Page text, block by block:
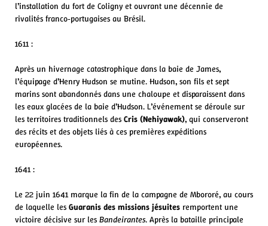
l’installation du fort de Coligny et ouvrant une décennie de
rivalités franco‑portugaises au Brésil.
1611 :
Après un hivernage catastrophique dans la baie de James,
l’équipage d’Henry Hudson se mutine. Hudson, son fils et sept
marins sont abandonnés dans une chaloupe et disparaissent dans
les eaux glacées de la baie d’Hudson. L’événement se déroule sur
les territoires traditionnels des Cris (Nehiyawak), qui conserveront
des récits et des objets liés à ces premières expéditions
européennes.
1641 :
Le 22 juin 1641 marque la fin de la campagne de Mbororé, au cours
de laquelle les Guaranis des missions jésuites remportent une
victoire décisive sur les Bandeirantes. Après la bataille principale